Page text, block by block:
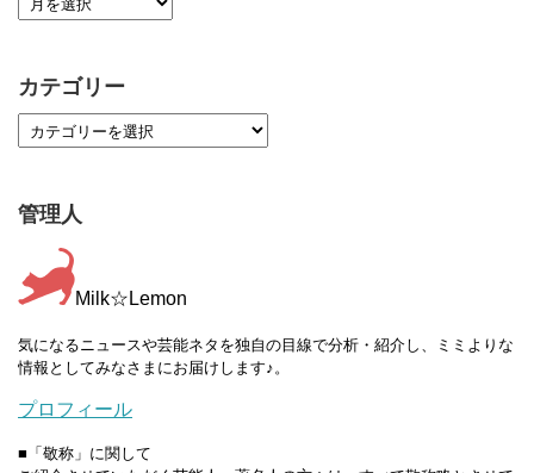
カテゴリー
管理人
Milk☆Lemon
気になるニュースや芸能ネタを独自の目線で分析・紹介し、ミミよりな
情報としてみなさまにお届けします♪。
プロフィール
■「敬称」に関して